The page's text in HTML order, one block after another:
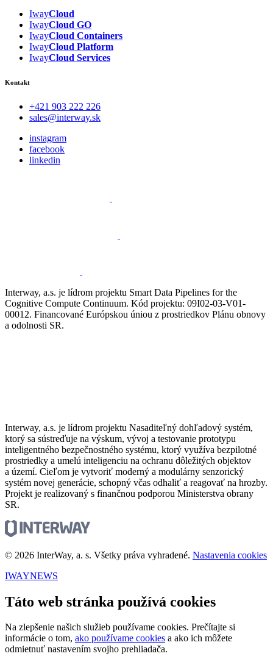
IwayCloud
IwayCloud GO
IwayCloud Containers
IwayCloud Platform
IwayCloud Services
Kontakt
+421 903 222 226
sales@interway.sk
instagram
facebook
linkedin
Interway, a.s. je lídrom projektu Smart Data Pipelines for the
Cognitive Compute Continuum. Kód projektu: 09I02-03-V01-
00012. Financované Európskou úniou z prostriedkov Plánu obnovy
a odolnosti SR.
Interway, a.s. je lídrom projektu Nasaditeľný dohľadový systém,
ktorý sa sústreďuje na výskum, vývoj a testovanie prototypu
inteligentného bezpečnostného systému, ktorý využíva bezpilotné
prostriedky a umelú inteligenciu na ochranu dôležitých objektov
a území. Cieľom je vytvoriť moderný a modulárny senzorický
systém novej generácie, schopný včas odhaliť a reagovať na hrozby.
Projekt je realizovaný s finančnou podporou Ministerstva obrany
SR.
© 2026 InterWay, a. s. Všetky práva vyhradené. Nastavenia cookies
IWAYNEWS
Táto web stránka používá cookies
Na zlepšenie našich služieb používame cookies. Prečítajte si
informácie o tom, ako používame cookies a ako ich môžete
odmietnuť nastavením svojho prehliadača.